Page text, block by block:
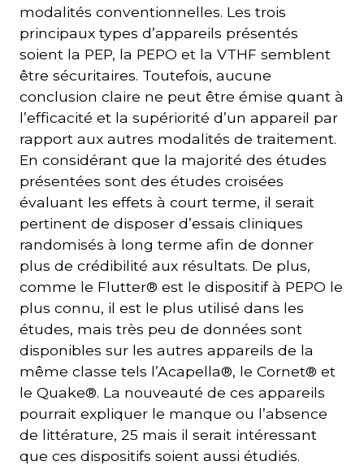
modalités conventionnelles. Les trois
principaux types d’appareils présentés
soient la PEP, la PEPO et la VTHF semblent
être sécuritaires. Toutefois, aucune
conclusion claire ne peut être émise quant à
l’efficacité et la supériorité d’un appareil par
rapport aux autres modalités de traitement.
En considérant que la majorité des études
présentées sont des études croisées
évaluant les effets à court terme, il serait
pertinent de disposer d’essais cliniques
randomisés à long terme afin de donner
plus de crédibilité aux résultats. De plus,
comme le Flutter® est le dispositif à PEPO le
plus connu, il est le plus utilisé dans les
études, mais très peu de données sont
disponibles sur les autres appareils de la
même classe tels l’Acapella®, le Cornet® et
le Quake®. La nouveauté de ces appareils
pourrait expliquer le manque ou l’absence
de littérature, 25 mais il serait intéressant
que ces dispositifs soient aussi étudiés.